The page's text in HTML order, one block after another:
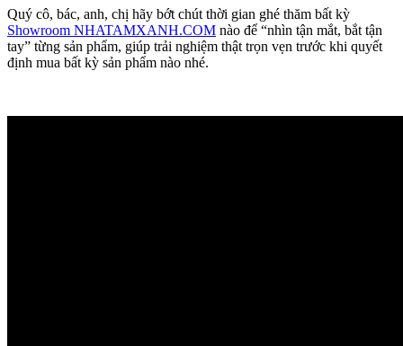
Quý cô, bác, anh, chị hãy bớt chút thời gian ghé thăm bất kỳ
Showroom NHATAMXANH.COM nào để “nhìn tận mắt, bắt tận
tay” từng sản phẩm, giúp trải nghiệm thật trọn vẹn trước khi quyết
định mua bất kỳ sản phẩm nào nhé.